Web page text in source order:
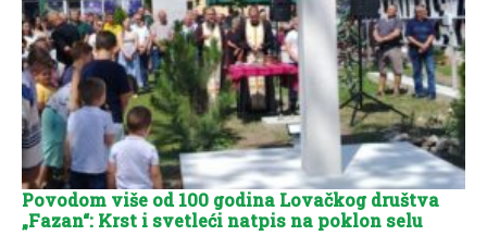
Povodom više od 100 godina Lovačkog društva
„Fazan“: Krst i svetleći natpis na poklon selu